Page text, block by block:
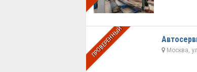
ПРОВЕРЕННЫЙ Москва,